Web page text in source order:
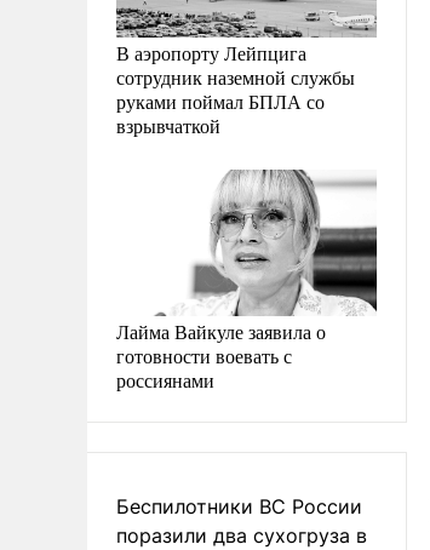
В аэропорту Лейпцига
сотрудник наземной службы
руками поймал БПЛА со
взрывчаткой
Лайма Вайкуле заявила о
готовности воевать с
россиянами
Беспилотники ВС России
поразили два сухогруза в